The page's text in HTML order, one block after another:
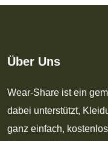
Über Uns
Wear-Share ist ein
dabei unterstützt,
ganz einfach,